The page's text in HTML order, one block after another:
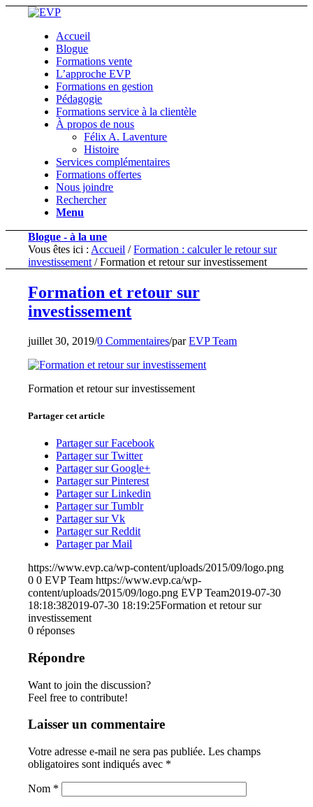
Accueil
Blogue
Formations vente
L’approche EVP
Formations en gestion
Pédagogie
Formations service à la clientèle
À propos de nous
Félix A. Laventure
Histoire
Services complémentaires
Formations offertes
Nous joindre
Rechercher
Menu
Blogue - à la une
Vous êtes ici : Accueil / Formation : calculer le retour sur
investissement / Formation et retour sur investissement
Formation et retour sur
investissement
juillet 30, 2019/0 Commentaires/parEVP Team
Formation et retour sur investissement
Partager cet article
Partager sur Facebook
Partager sur Twitter
Partager sur Google+
Partager sur Pinterest
Partager sur Linkedin
Partager sur Tumblr
Partager sur Vk
Partager sur Reddit
Partager par Mail
https://www.evp.ca/wp-content/uploads/2015/09/logo.png
0 0 EVP Team https://www.evp.ca/wp-
content/uploads/2015/09/logo.png EVP Team2019-07-30
18:18:382019-07-30 18:19:25Formation et retour sur
investissement
0 réponses
Répondre
Want to join the discussion?
Feel free to contribute!
Laisser un commentaire
Votre adresse e-mail ne sera pas publiée. Les champs
obligatoires sont indiqués avec *
Nom *